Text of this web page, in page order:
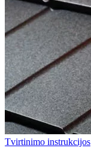
Tvirtinimo instrukcijos